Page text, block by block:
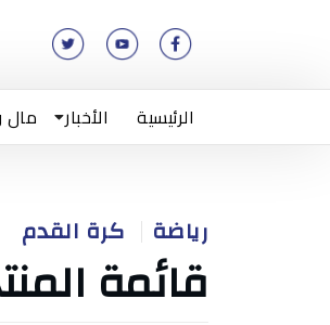
الرئيسية الأخبار مال
رياضة كرة القدم
قائمة